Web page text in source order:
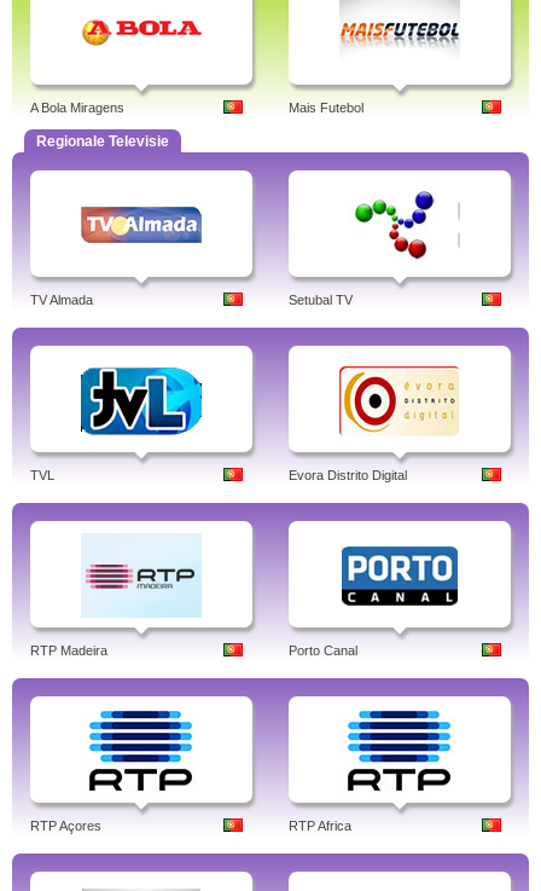
A Bola Miragens Mais Futebol
Regionale Televisie
TV Almada Setubal TV
TVL Evora Distrito Digital
RTP Madeira Porto Canal
RTP Açores RTP Africa